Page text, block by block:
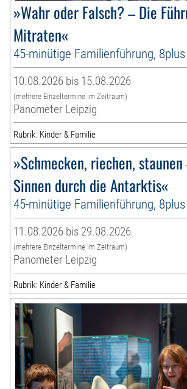
»Wahr oder Falsch? – Die
Mitraten«
45-minütige Familienführung, 8plus
10.08.2026 bis 15.08.2026
(mehrere Einzeltermine im Zeitraum)
Panometer Leipzig
Rubrik: Kinder & Familie
»Schmecken, riechen,
Sinnen durch die Antarktis«
45-minütige Familienführung, 8plus
11.08.2026 bis 29.08.2026
(mehrere Einzeltermine im Zeitraum)
Panometer Leipzig
Rubrik: Kinder & Familie